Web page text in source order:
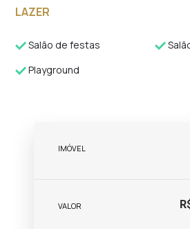
LAZER
Salão de festas
Playground
IMÓVEL
VALOR